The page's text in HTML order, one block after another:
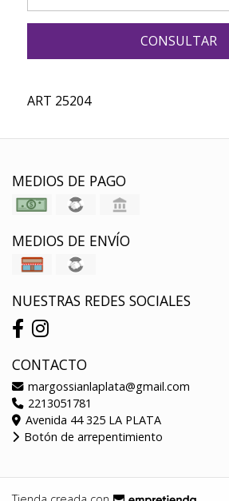
CONSULTAR
ART 25204
MEDIOS DE PAGO
MEDIOS DE ENVÍO
NUESTRAS REDES SOCIALES
CONTACTO
margossianlaplata@gmail.com
2213051781
Avenida 44 325 LA PLATA
Botón de arrepentimiento